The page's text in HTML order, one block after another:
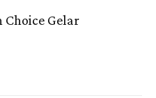
Choice Gelar